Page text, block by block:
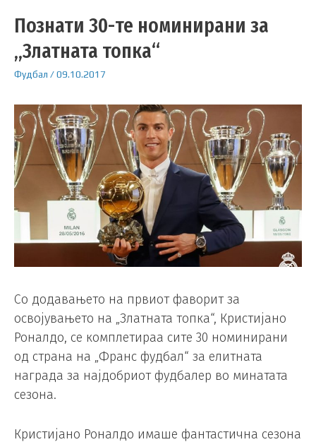
Познати 30-те номинирани за
„Златната топка“
Фудбал /09.10.2017
Со додавањето на првиот фаворит за
освојувањето на „Златната топка“, Кристијано
Роналдо, се комплетираа сите 30 номинирани
од страна на „Франс фудбал“ за елитната
награда за најдобриот фудбалер во минатата
сезона.
Кристијано Роналдо имаше фантастична сезона